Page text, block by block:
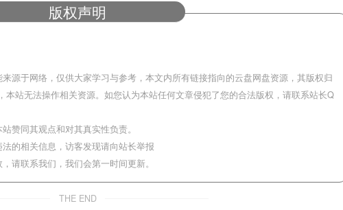
版权声明
源于网络，仅供大家学习与参考，本文内所有链接指向的云盘网盘资源，其版权归
本站无法操作相关资源。如您认为本站任何文章侵犯了您的合法版权，请联系站长Q
赞同其观点和对其真实性负责。
的相关信息，访客发现请向站长举报
请联系我们，我们会第一时间更新。
THE END